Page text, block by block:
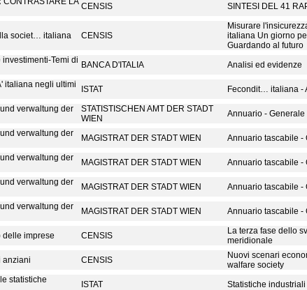
CENSIS SINTESI DEL 41
societ… italiana CENSIS
Misurare
italiana Un giorno
Guardando al futuro
Temi di BANCA D'ITALIA Analisi ed evidenze
italiana negli ultimi
ISTAT Fecondit… italiana -
verwaltung der
STATISTISCHEN AMT DER STADT
WIEN
Annuario - Generale
verwaltung der
MAGISTRAT DER STADT WIEN Annuario tascabile -
verwaltung der
MAGISTRAT DER STADT WIEN Annuario tascabile -
verwaltung der
MAGISTRAT DER STADT WIEN Annuario tascabile -
verwaltung der
MAGISTRAT DER STADT WIEN Annuario tascabile -
delle imprese CENSIS
La terza fase dello
meridionale
anziani CENSIS
Nuovi scenari
walfare society
statistiche
ISTAT Statistiche industriali